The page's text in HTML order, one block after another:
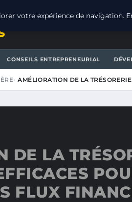
CONSEILS ENTREPRENEURIAL
AMÉLIORATION DE LA
DE LA
FLUX
votre expérience de navigation.